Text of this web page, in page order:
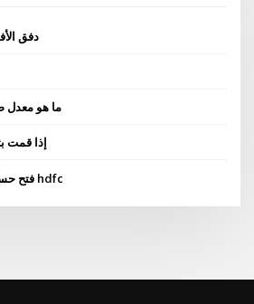
دفق
ما هو معدل
إذا قمت
فتح حساب مصرفي على الانترنت hdfc